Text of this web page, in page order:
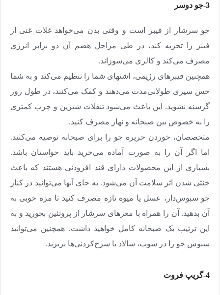
3-جو دوسر
جو سرشار از فیبر است و وقتی بدن می‌خواهد غلات غنی از
فیبر را تجزیه کند،‌ در طی مراحل هضم آن دو برابر انرژی
مصرف می‌کند و کالری می‌سوزاند.
همچنین فیبرهای رژیمی،‌ اشتهای شما را تنظیم می‌کند و به شما
حس سیری طولانی‌مدت می‌دهند و کمک می‌کنند، در طول روز
گرسنه نشوید. این باعث می‌شود تنقلات شیرین و چرب کمتری
را به خصوص بین صبحانه و نهار مصرف کنید.
متخصصان، خوردن حریره جو را برای صبحانه توصیه می‌کنند.
‌اما اگر آن‌ را به صورت آماده می‌خرید باید حواستان باشد.
بسیاری از این محصولات دارای قند افزودنی هستند که باعث
خنثی شدن اثر سلامت آن می‌شود. به جای آنها می‌توانید در کنار
جو سبوس‌دار، عسل یا میوه تازه مصرف کنید تا مزه خوبی به
آن بدهید. آن را همراه با مغزهای سرشار از پروتئین بخورید و به
این ترتیب یک صبحانه کامل خواهید داشت. همچنین می‌توانید
سبوس جو را در سوپ،‌ سالاد یا سرخ‌کردنی‌ها بریزید.
4-گریپ فروت